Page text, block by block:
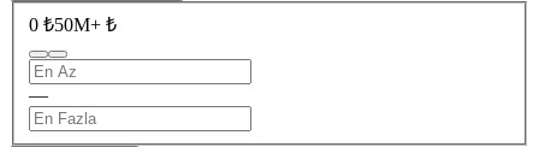
0 ₺50M+ ₺
—